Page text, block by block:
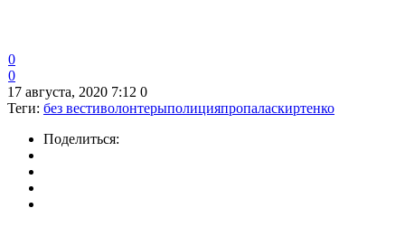
0
0
17 августа, 2020 7:12 0
Теги: без вестиволонтерыполицияпропаласкиртенко
Поделиться: